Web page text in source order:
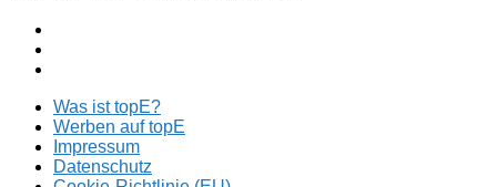
Was ist topE?
Werben auf topE
Impressum
Datenschutz